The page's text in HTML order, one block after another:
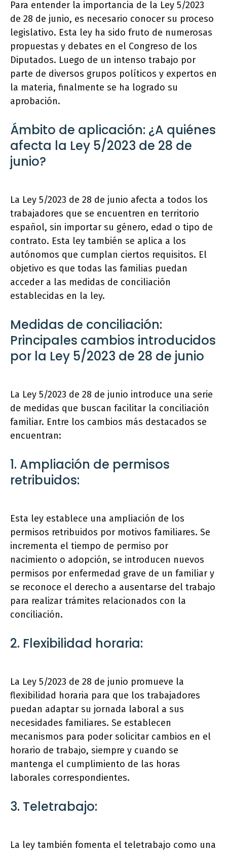
Para entender la importancia de la Ley 5/2023
de 28 de junio, es necesario conocer su proceso
legislativo. Esta ley ha sido fruto de numerosas
propuestas y debates en el Congreso de los
Diputados. Luego de un intenso trabajo por
parte de diversos grupos políticos y expertos en
la materia, finalmente se ha logrado su
aprobación.
Ámbito de aplicación: ¿A quiénes
afecta la Ley 5/2023 de 28 de
junio?
La Ley 5/2023 de 28 de junio afecta a todos los
trabajadores que se encuentren en territorio
español, sin importar su género, edad o tipo de
contrato. Esta ley también se aplica a los
autónomos que cumplan ciertos requisitos. El
objetivo es que todas las familias puedan
acceder a las medidas de conciliación
establecidas en la ley.
Medidas de conciliación:
Principales cambios introducidos
por la Ley 5/2023 de 28 de junio
La Ley 5/2023 de 28 de junio introduce una serie
de medidas que buscan facilitar la conciliación
familiar. Entre los cambios más destacados se
encuentran:
1. Ampliación de permisos
retribuidos:
Esta ley establece una ampliación de los
permisos retribuidos por motivos familiares. Se
incrementa el tiempo de permiso por
nacimiento o adopción, se introducen nuevos
permisos por enfermedad grave de un familiar y
se reconoce el derecho a ausentarse del trabajo
para realizar trámites relacionados con la
conciliación.
2. Flexibilidad horaria:
La Ley 5/2023 de 28 de junio promueve la
flexibilidad horaria para que los trabajadores
puedan adaptar su jornada laboral a sus
necesidades familiares. Se establecen
mecanismos para poder solicitar cambios en el
horario de trabajo, siempre y cuando se
mantenga el cumplimiento de las horas
laborales correspondientes.
3. Teletrabajo:
La ley también fomenta el teletrabajo como una